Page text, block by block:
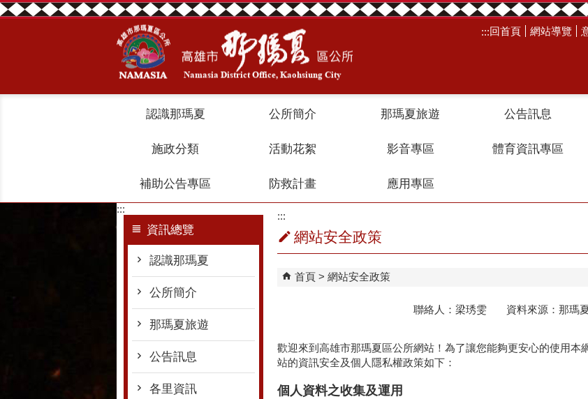
跳到主要內容區塊
:::回首頁 網站導覽
認識那瑪夏 公所簡介 那瑪夏旅遊 公告訊息
施政分類 活動花絮 影音專區 體育資訊專區
補助公告專區 防救計畫 應用專區
:::
資訊總覽
認識那瑪夏
公所簡介
那瑪夏旅遊
公告訊息
各里資訊
:::
網站安全政策
首頁 網站安全政策
聯絡人：梁琇雯 資料來源：那
歡迎來到高雄市那瑪夏區公所網站！為了讓您能夠更安心的使用本
站的資訊安全及個人隱私權政策如下：
個人資料之收集及運用